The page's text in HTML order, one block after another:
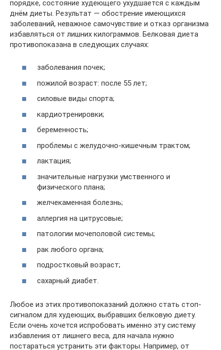
порядке, состояние худеющего ухудшается с каждым
днём диеты. Результат — обострение имеющихся
заболеваний, неважное самочувствие и отказ организма
избавляться от лишних килограммов. Белковая диета
противопоказана в следующих случаях:
заболевания почек;
пожилой возраст: после 55 лет;
силовые виды спорта;
кардиотренировки;
беременность;
проблемы с желудочно-кишечным трактом;
лактация;
значительные нагрузки умственного и
физического плана;
желчекаменная болезнь;
аллергия на цитрусовые;
патологии мочеполовой системы;
рак любого органа;
подростковый возраст;
сахарный диабет.
Любое из этих противопоказаний должно стать стоп-
сигналом для худеющих, выбравших белковую диету.
Если очень хочется испробовать именно эту систему
избавления от лишнего веса, для начала нужно
постараться устранить эти факторы. Например, от